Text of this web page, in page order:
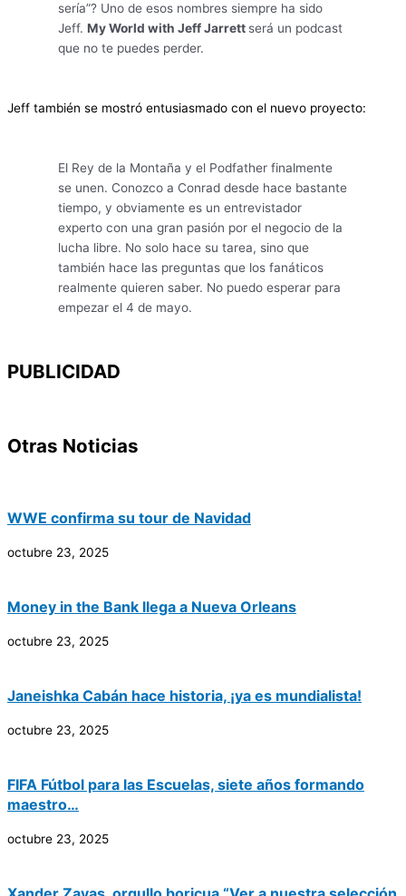
sería”? Uno de esos nombres siempre ha sido
Jeff.My World with Jeff Jarrett será un podcast
que no te puedes perder.
Jeff también se mostró entusiasmado con el nuevo proyecto:
El Rey de la Montaña y el Podfather finalmente
se unen. Conozco a Conrad desde hace bastante
tiempo, y obviamente es un entrevistador
experto con una gran pasión por el negocio de la
lucha libre. No solo hace su tarea, sino que
también hace las preguntas que los fanáticos
realmente quieren saber. No puedo esperar para
empezar el 4 de mayo.
PUBLICIDAD
Otras Noticias
WWE confirma su tour de Navidad
octubre 23, 2025
Money in the Bank llega a Nueva Orleans
octubre 23, 2025
Janeishka Cabán hace historia, ¡ya es mundialista!
octubre 23, 2025
FIFA Fútbol para las Escuelas, siete años formando
maestro…
octubre 23, 2025